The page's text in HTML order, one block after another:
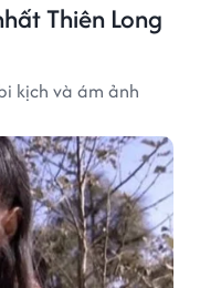
Thiên Long
kịch và ám ảnh